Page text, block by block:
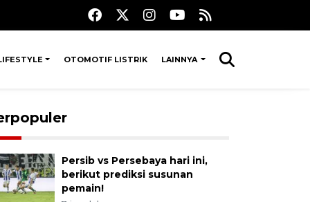
OTOMOTIF LISTRIK LAINNYA
Persib vs Persebaya hari ini,
berikut prediksi susunan
pemain!